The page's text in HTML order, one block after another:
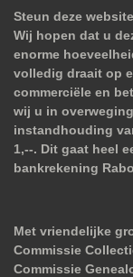
Steun deze website
Wij hopen dat u
enorme
volledig draait op
commerciële en
wij u in
instandhouding
1,--. Dit gaat heel
bankrekening
Met vriendelijke
Commissie
Commissie